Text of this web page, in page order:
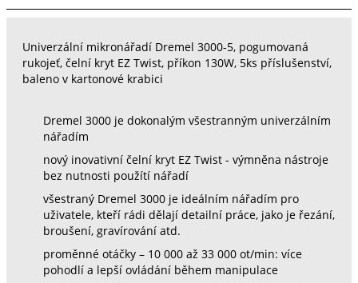
Univerzální mikronářadí Dremel 3000-5, pogumovaná
rukojeť, čelní kryt EZ Twist, příkon 130W, 5ks příslušenství,
baleno v kartonové krabici
Dremel 3000 je dokonalým všestranným univerzálním
nářadím
nový inovativní čelní kryt EZ Twist - výmněna nástroje
bez nutnosti použítí nářadí
všestraný Dremel 3000 je ideálním nářadím pro
uživatele, kteří rádi dělají detailní práce, jako je řezání,
broušení, gravírování atd.
proměnné otáčky – 10 000 až 33 000 ot/min: více
pohodlí a lepší ovládání během manipulace